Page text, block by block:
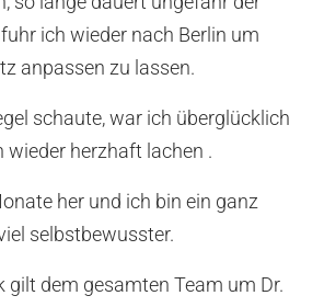
ich wieder nach Berlin um
anpassen zu lassen.
schaute, war ich überglücklich
wieder herzhaft lachen .
her und ich bin ein ganz
selbstbewusster.
gilt dem gesamten Team um Dr.